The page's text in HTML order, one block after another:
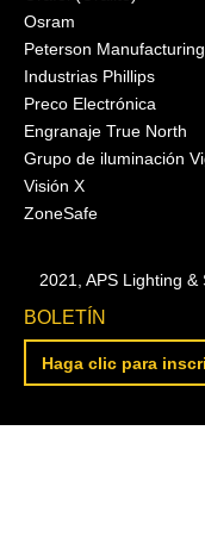
Osram
Peterson Manufacturing
Industrias Phillips
Preco Electrónica
Engranaje True North
Grupo de iluminación
Visión X
ZoneSafe
2021, APS Lighting
BOLETÍN
Haga clic para